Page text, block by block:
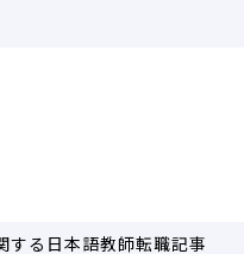
する日本語教師転職記事